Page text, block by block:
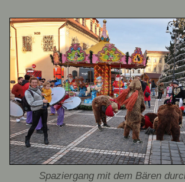
Spaziergang mit dem Bären